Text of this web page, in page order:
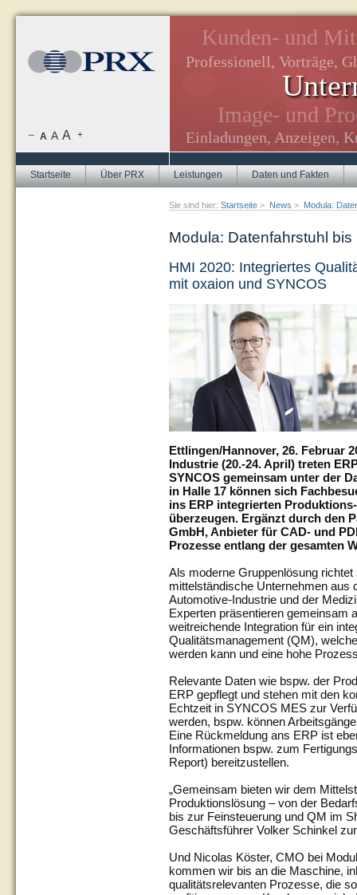
Startseite Über PRX Leistungen Daten und Fakten
Sie sind hier: Startseite > News > Modula:
Modula: Datenfahrstuhl
HMI 2020: Integriertes
mit oxaion und SYNCOS
Ettlingen/Hannover, 26. Februar
Industrie (20.-24. April) treten
SYNCOS gemeinsam unter der
in Halle 17 können sich
ins ERP integrierten
überzeugen. Ergänzt durch den
GmbH, Anbieter für CAD- und
Prozesse entlang der gesamten
Als moderne Gruppenlösung
mittelständische Unternehmen aus
Automotive-Industrie und der
Experten präsentieren gemeinsam
weitreichende Integration für ein
Qualitätsmanagement (QM),
werden kann und eine hohe
Relevante Daten wie bspw. der
ERP gepflegt und stehen mit den
Echtzeit in SYNCOS MES zur
werden, bspw. können
Eine Rückmeldung ans ERP ist
Informationen bspw. zum
Report) bereitzustellen.
„Gemeinsam bieten wir dem
Produktionslösung – von der
bis zur Feinsteuerung und QM im
Geschäftsführer Volker Schinkel
Und Nicolas Köster, CMO bei
kommen wir bis an die Maschine,
qualitätsrelevanten Prozesse, die
Kunden- und
Professionell, Vorträge,
Image- und
Einladungen, Anzeigen,
– A A A +